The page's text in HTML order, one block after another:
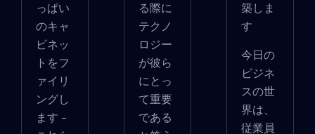
っぱい
のキャ
ビネッ
トをフ
ァイリ
ングし
ます -
る際に
テクノ
ロジー
が彼ら
にとっ
て重要
である
築しま
す
今日の
ビジネ
スの世
界は、
従業員